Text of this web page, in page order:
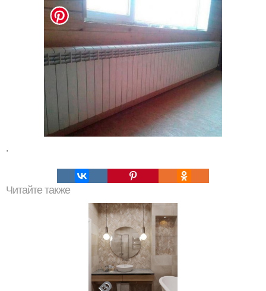
.
Читайте также